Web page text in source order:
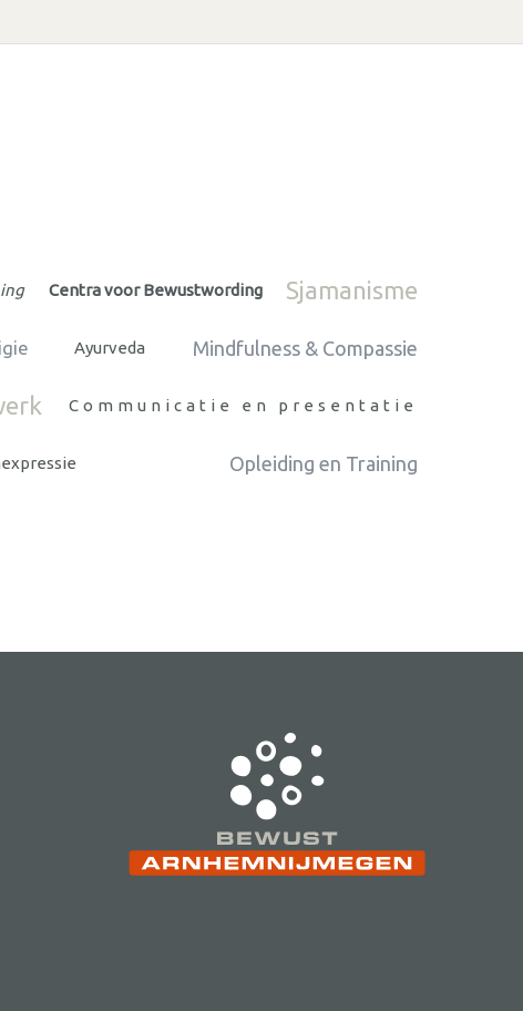
Centra voor Bewustwording Sjamanisme
Ayurveda Mindfulness & Compassie
Communicatie en presentatie
Opleiding en Training